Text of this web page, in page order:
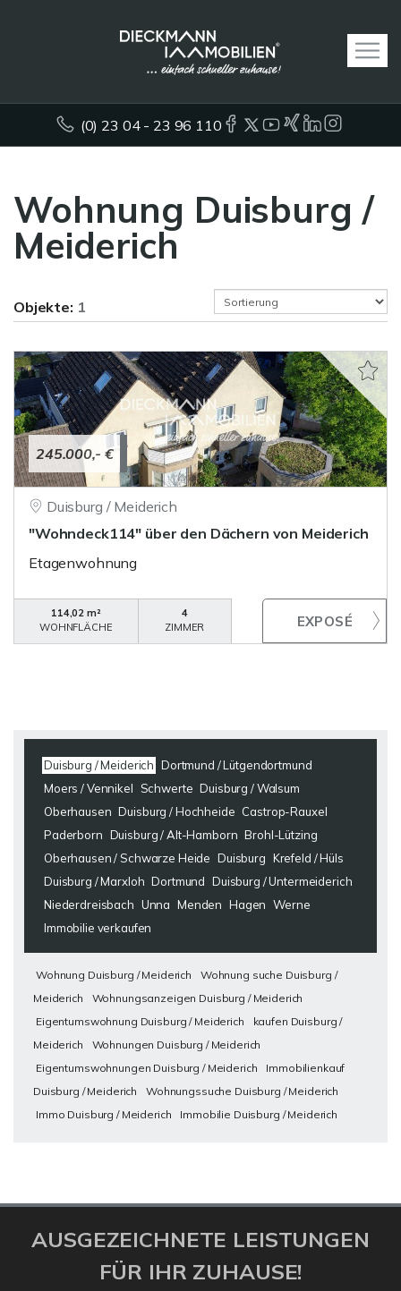
(0) 23 04 - 23 96 110
Wohnung Duisburg /
Meiderich
Objekte: 1
245.000,- €
Duisburg / Meiderich
"Wohndeck114" über den Dächern von Meiderich
Etagenwohnung
114,02 m²
WOHNFLÄCHE
4
ZIMMER
Duisburg / Meiderich Dortmund / Lütgendortmund
Moers / Vennikel
Schwerte Duisburg / Walsum
Oberhausen Duisburg / Hochheide Castrop-Rauxel
Paderborn Duisburg / Alt-Hamborn Brohl-Lützing
Oberhausen / Schwarze Heide Duisburg Krefeld / Hüls
Duisburg / Marxloh Dortmund Duisburg / Untermeiderich
Niederdreisbach Unna Menden Hagen Werne
Immobilie verkaufen
Wohnung Duisburg / Meiderich
Wohnung suche Duisburg /
Meiderich
Wohnungsanzeigen Duisburg / Meiderich
Eigentumswohnung Duisburg / Meiderich
kaufen Duisburg /
Meiderich
Wohnungen Duisburg / Meiderich
Eigentumswohnungen Duisburg / Meiderich
Immobilienkauf
Duisburg / Meiderich
Wohnungssuche Duisburg / Meiderich
Immo Duisburg / Meiderich
Immobilie Duisburg / Meiderich
AUSGEZEICHNETE LEISTUNGEN
FÜR IHR ZUHAUSE!